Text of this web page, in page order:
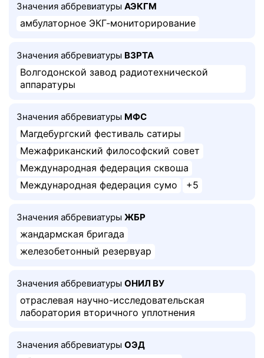
Значения аббревиатуры АЭКГМ
амбулаторное ЭКГ-мониторирование
Значения аббревиатуры ВЗРТА
Волгодонской завод радиотехнической
аппаратуры
Значения аббревиатуры МФС
Магдебургский фестиваль сатиры
Межафриканский философский совет
Международная федерация сквоша
Международная федерация сумо
+5
Значения аббревиатуры ЖБР
жандармская бригада
железобетонный резервуар
Значения аббревиатуры ОНИЛ ВУ
отраслевая научно-исследовательская
лаборатория вторичного уплотнения
Значения аббревиатуры ОЭД